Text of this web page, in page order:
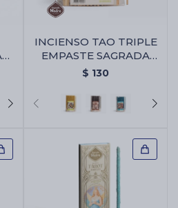
INCIENSO TAO TRIPLE
EMPASTE SAGRADA
MADRE X30 - PACK X2 -
$ 130